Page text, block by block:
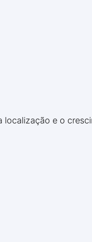
localização e o